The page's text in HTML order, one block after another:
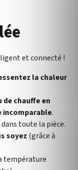
et connecté !
la chaleur
de chauffe en
incomparable.
dans toute la pièce.
soyez (grâce à
température